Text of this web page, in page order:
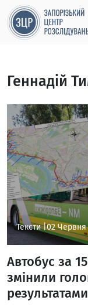
Геннадій
Тексти |02 Червня
Автобус за
змінили